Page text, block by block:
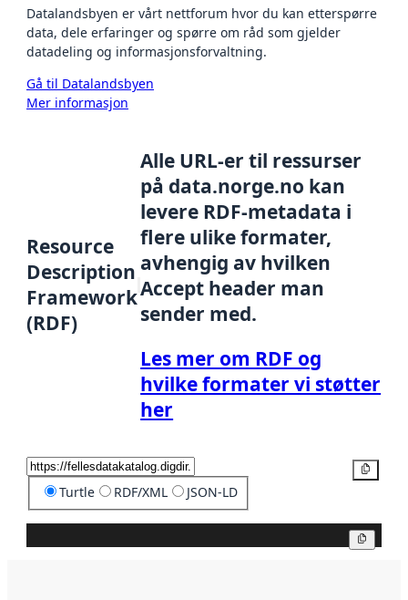
Datalandsbyen er vårt nettforum hvor du kan etterspørre
data, dele erfaringer og spørre om råd som gjelder
datadeling og informasjonsforvaltning.
Gå til Datalandsbyen
Mer informasjon
Resource
Description
Framework
(RDF)
Alle URL-er til ressurser
på data.norge.no kan
levere RDF-metadata i
flere ulike formater,
avhengig av hvilken
Accept header man
sender med.
Les mer om RDF og
hvilke formater vi støtter
her
Turtle RDF/XML JSON-LD